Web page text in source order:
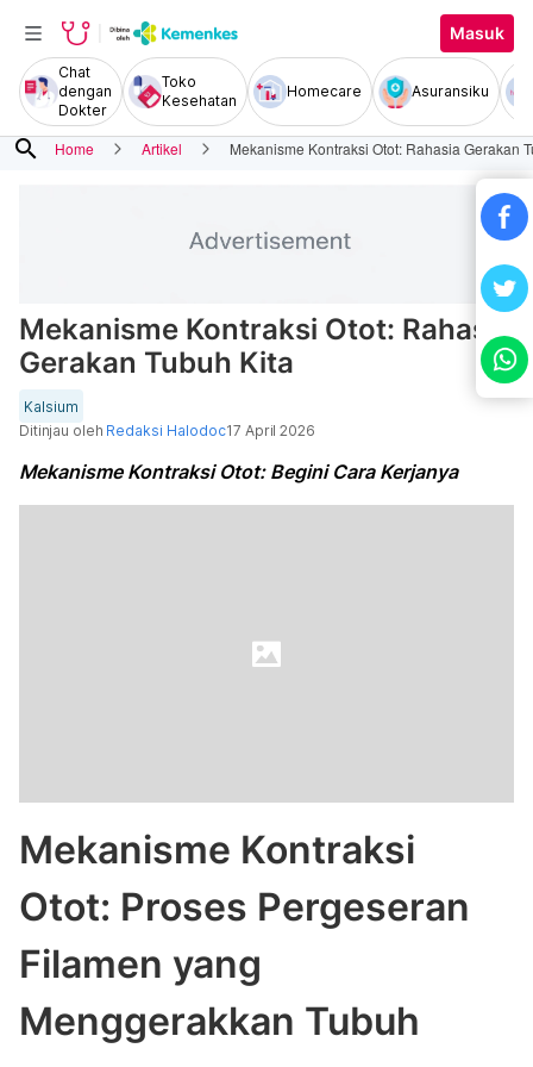
Masuk
Chat
dengan
Dokter
Toko
Kesehatan
Homecare Asuransiku
search Home Artikel Mekanisme Kontraksi Otot: Rahasia Gerakan
Mekanisme Kontraksi Otot: Rahasia
Gerakan Tubuh Kita
Kalsium
Ditinjau oleh Redaksi Halodoc17 April 2026
Mekanisme Kontraksi Otot: Begini Cara Kerjanya
Mekanisme Kontraksi
Otot: Proses Pergeseran
Filamen yang
Menggerakkan Tubuh